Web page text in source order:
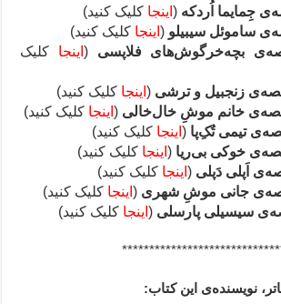
جِمایما اُردکه ( اینجا کلیک کنید)
ساموئل سیبیلو ( اینجا کلیک کنید)
بچه‌خرگوش‌های فلاپسی ( اینجا کلیک
زنجبیل و ترشی ( اینجا کلیک کنید)
خانم موشِ خال‌خالی ( اینجا کلیک کنید)
تیمی تُکِ‌پا ( اینجا کلیک کنید)
خوکی بی‌ریا ( اینجا کلیک کنید)
اَپلی دَپلی ( اینجا کلیک کنید)
جانی موشِ شهری ( اینجا کلیک کنید)
سیسیلی پارسلی ( اینجا کلیک کنید)
نویسنده‌ی این کتاب: